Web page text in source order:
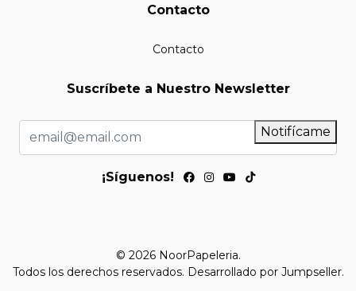
Contacto
Contacto
Suscríbete a Nuestro Newsletter
Notifícame
¡Síguenos!
© 2026 NoorPapeleria.
Todos los derechos reservados. Desarrollado por Jumpseller.